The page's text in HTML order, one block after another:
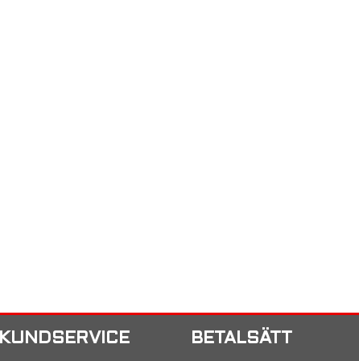
KUNDSERVICE BETALSÄTT